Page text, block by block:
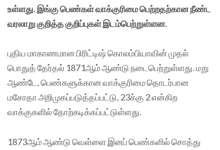
உள்ளது. இங்கு பெண்கள் வாக்குரிமை பெற்றதற்கான நீண்ட
வரலாறு குறித்த குறிப்புகள் இடம்பெற்றுள்ளன.
புதிய மாகாணமான பிரிட்டிஷ் கொலம்பியாவின் முதல்
பொதுத் தேர்தல் 1871ஆம் ஆண்டு நடைபெற்றுள்ளது. மறு
ஆண்டே, பெண்களுக்கான வாக்குரிமை தொடர்பான
மசோதா அறிமுகப்படுத்தப்பட்டு, 23க்கு 2 என்கிற
வாக்குகளில் தோற்கடிக்கப்பட்டுள்ளது.
1873ஆம் ஆண்டு வெள்ளை இனப் பெண்களில் சொத்து